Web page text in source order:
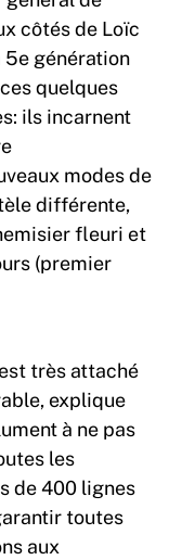
côtés de Loïc
5e génération
quelques
ils incarnent
modes de
différente,
fleuri et
(premier
très attaché
explique
à ne pas
les
de 400 lignes
toutes
aux